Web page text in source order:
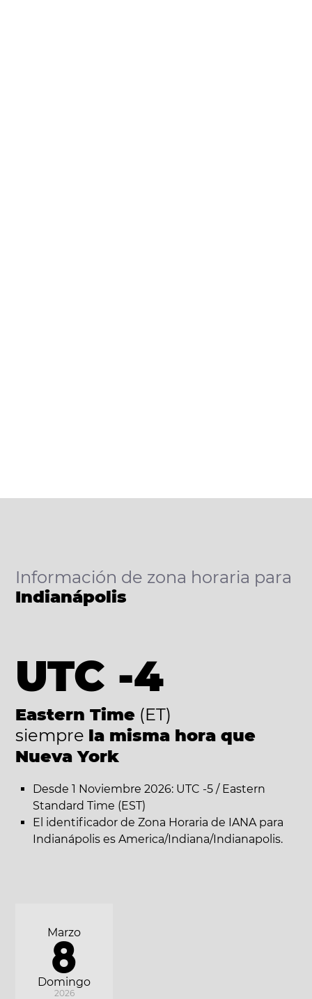
Información de zona horaria para
Indianápolis
UTC -4
Eastern Time (ET)
siempre la misma hora que
Nueva York
Desde 1 Noviembre 2026: UTC -5 / Eastern
Standard Time (EST)
El identificador de Zona Horaria de IANA para
Indianápolis es America/Indiana/Indianapolis.
Domingo
Marzo
8
2026